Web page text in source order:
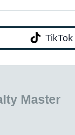
TikTok
Master